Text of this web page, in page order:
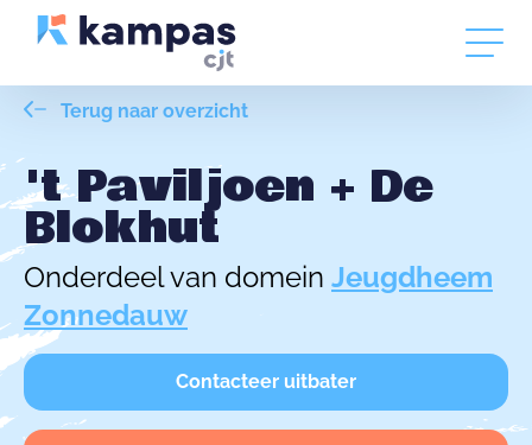
Terug naar overzicht
't Paviljoen + De
Blokhut
Onderdeel van domein Jeugdheem
Zonnedauw
Contacteer uitbater